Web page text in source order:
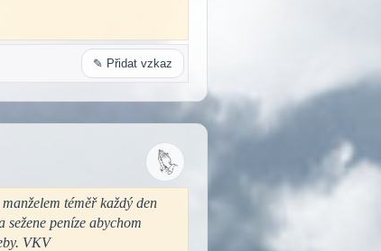
✎ Přidat vzkaz
téměř každý den
peníze abychom
VKV